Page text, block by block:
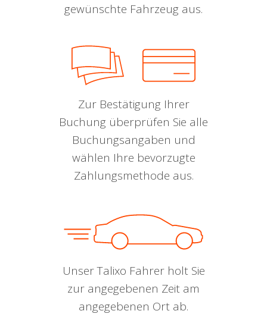
gewünschte Fahrzeug aus.
Zur Bestätigung Ihrer
Buchung überprüfen Sie alle
Buchungsangaben und
wählen Ihre bevorzugte
Zahlungsmethode aus.
Unser Talixo Fahrer holt Sie
zur angegebenen Zeit am
angegebenen Ort ab.